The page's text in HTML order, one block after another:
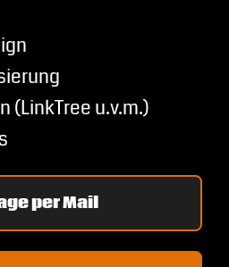
(LinkTree u.v.m.)
per Mail